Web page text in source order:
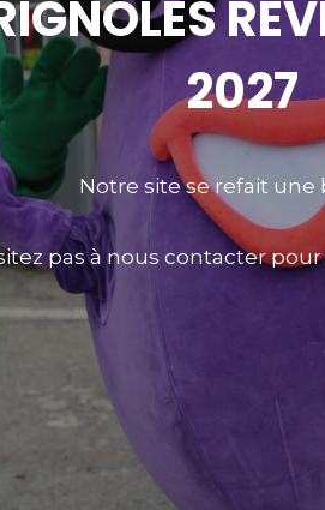
2027
Notre site se refait une
pas à nous contacter